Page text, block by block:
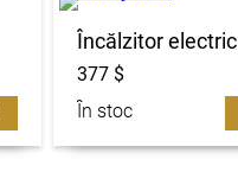
Încălzitor electric
377 $
În stoc